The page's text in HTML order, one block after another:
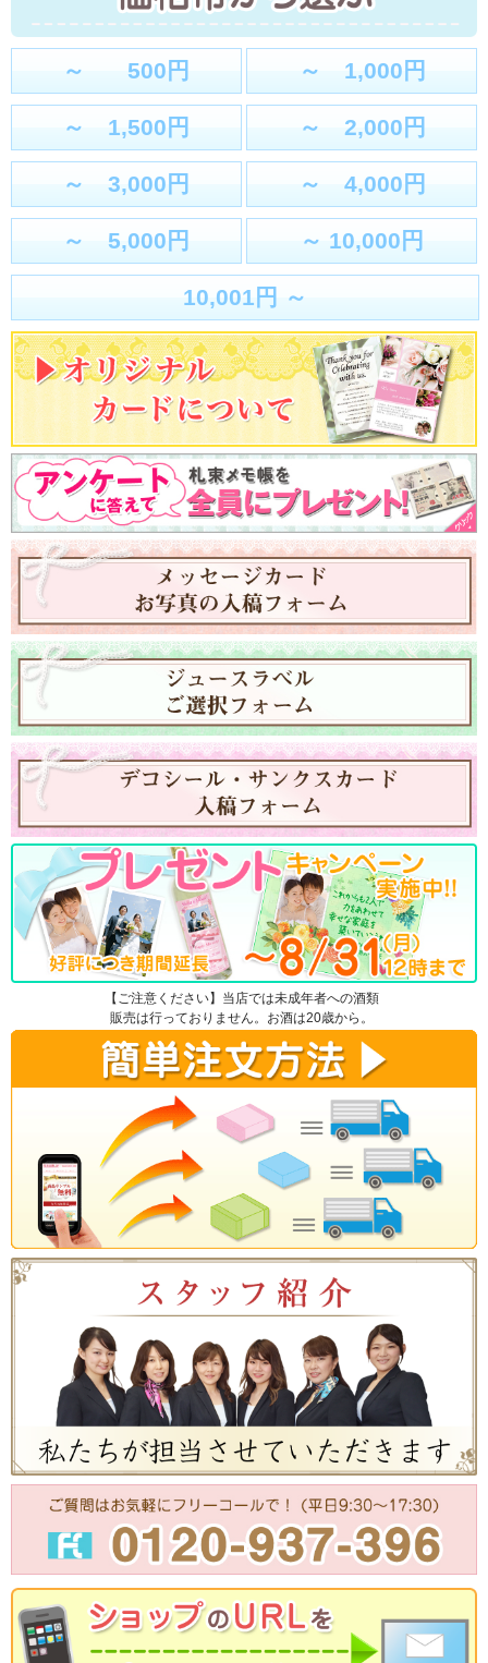
～ 500円 ～ 1,000円
～ 1,500円 ～ 2,000円
～ 3,000円 ～ 4,000円
～ 5,000円 ～ 10,000円
10,001円 ～
【ご注意ください】当店では未成年者への酒類
販売は行っておりません。お酒は20歳から。